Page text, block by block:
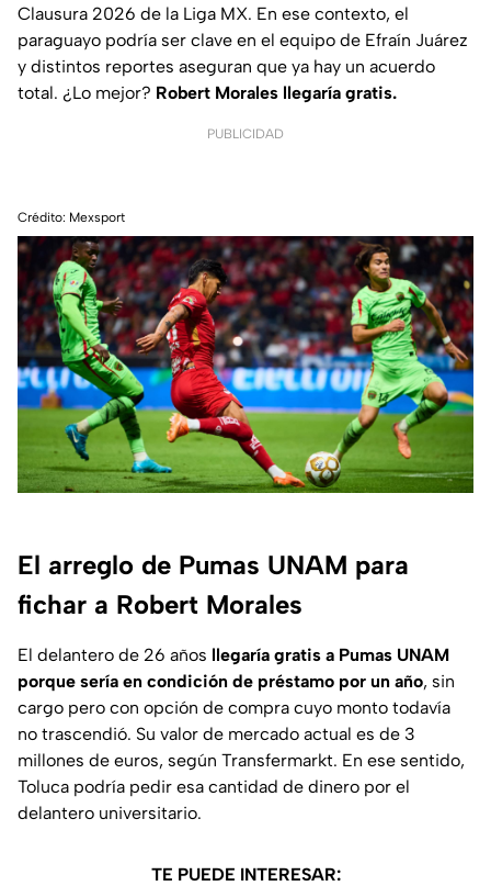
Clausura 2026 de la Liga MX. En ese contexto, el
paraguayo podría ser clave en el equipo de Efraín Juárez
y distintos reportes aseguran que ya hay un acuerdo
total. ¿Lo mejor? Robert Morales llegaría gratis.
PUBLICIDAD
Crédito: Mexsport
El arreglo de Pumas UNAM para
fichar a Robert Morales
El delantero de 26 años llegaría gratis a Pumas UNAM
porque sería en condición de préstamo por un año, sin
cargo pero con opción de compra cuyo monto todavía
no trascendió. Su valor de mercado actual es de 3
millones de euros, según Transfermarkt. En ese sentido,
Toluca podría pedir esa cantidad de dinero por el
delantero universitario.
TE PUEDE INTERESAR: